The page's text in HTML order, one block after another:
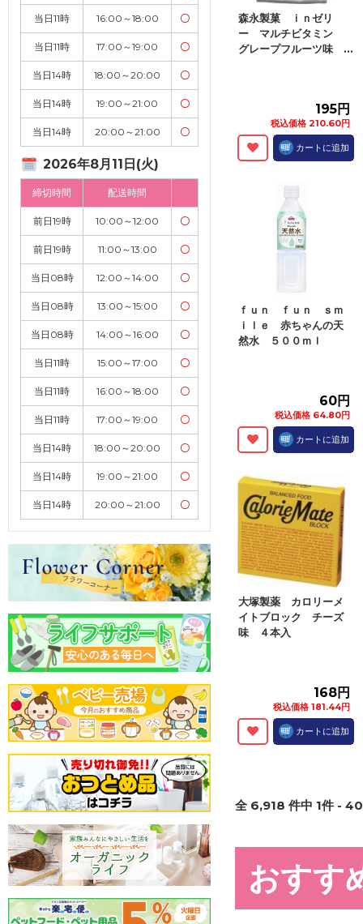
当日11時 16:00～18:00 〇
当日11時 17:00～19:00 〇
当日14時 18:00～20:00 〇
当日14時 19:00～21:00 〇
当日14時 20:00～21:00 〇
2026年8月11日(火)
締切時間 配送時間
前日19時 10:00～12:00 〇
前日19時 11:00～13:00 〇
当日08時 12:00～14:00 〇
当日08時 13:00～15:00 〇
当日08時 14:00～16:00 〇
当日11時 15:00～17:00 〇
当日11時 16:00～18:00 〇
当日11時 17:00～19:00 〇
当日14時 18:00～20:00 〇
当日14時 19:00～21:00 〇
当日14時 20:00～21:00 〇
森永製菓 ｉｎゼリ
ー マルチビタミン
グレープフルーツ味 ...
195円
税込価格 210.60円
カートに追加
ｆｕｎ ｆｕｎ ｓｍ
ｉｌｅ 赤ちゃんの天
然水 ５００ｍｌ
60円
税込価格 64.80円
カートに追加
大塚製薬 カロリーメ
イトブロック チーズ
味 ４本入
168円
税込価格 181.44円
カートに追加
全 6,918 件中 1件 - 40
おすす